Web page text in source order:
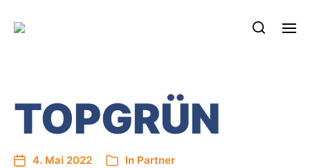
TOPGRÜN
4. Mai 2022 In Partner